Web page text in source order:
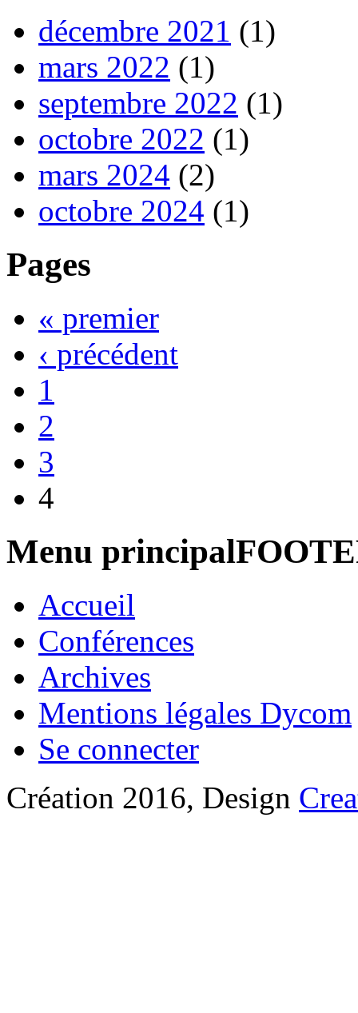
décembre 2021 (1)
mars 2022 (1)
septembre 2022 (1)
octobre 2022 (1)
mars 2024 (2)
octobre 2024 (1)
Pages
« premier
‹ précédent
1
2
3
4
Menu
Accueil
Conférences
Archives
Mentions légales Dycom
Se connecter
Création 2016, Design